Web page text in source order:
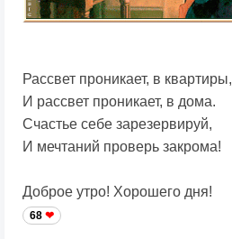
Рассвет проникает, в квартиры,
И рассвет проникает, в дома.
Счастье себе зарезервируй,
И мечтаний проверь закрома!
Доброе утро! Хорошего дня!
68